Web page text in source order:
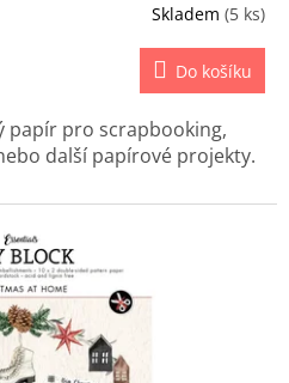
Skladem (5 ks)
Do košíku
papír pro scrapbooking,
další papírové projekty.